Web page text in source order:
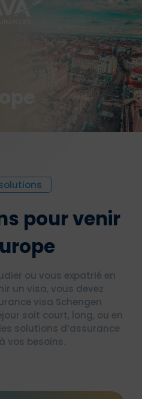
pour venir
ou vous expatrié en
un visa, vous devez
visa Schengen
soit court, long, ou en
solutions d’assurance
vos besoins.